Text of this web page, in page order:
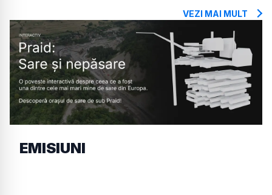
VEZI MAI MULT
EMISIUNI